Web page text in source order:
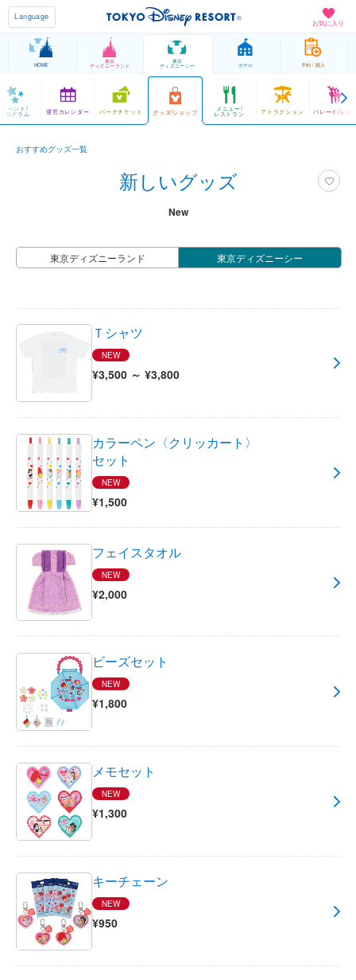
お気に入り
Language
HOME
東京
ディズニーランド
東京
ディズニーシー ホテル 予約 / 購入
イベント/
ログラム 運営カレンダー パークチケット グッズ/ショップ メニュー/
レストラン アトラクション パレード/ショ
おすすめグッズ一覧
新しいグッズ
New
東京ディズニーランド 東京ディズニーシー
Ｔシャツ
NEW
¥3,500 ～ ¥3,800
カラーペン〈クリッカート〉
セット
NEW
¥1,500
フェイスタオル
NEW
¥2,000
ビーズセット
NEW
¥1,800
メモセット
NEW
¥1,300
キーチェーン
NEW
¥950